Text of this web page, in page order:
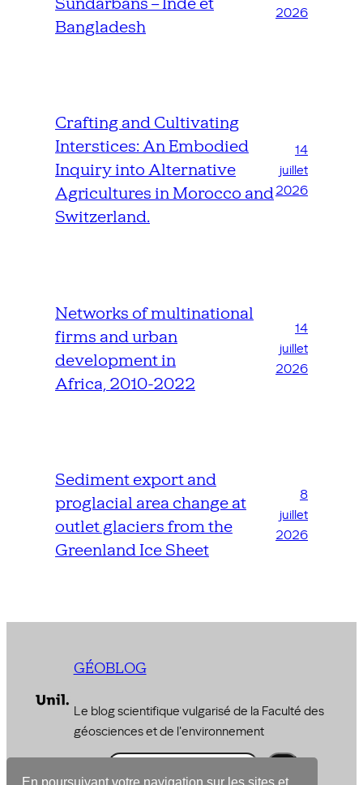
En poursuivant votre navigation sur les sites et
Bangladesh
2026
Crafting and Cultivating
Interstices: An Embodied
Inquiry into Alternative
Agricultures in Morocco and
Switzerland.
14
juillet
2026
Networks of multinational
firms and urban
development in
Africa, 2010-2022
14
juillet
2026
Sediment export and
proglacial area change at
outlet glaciers from the
Greenland Ice Sheet
8
juillet
2026
GÉOBLOG
Le blog scientifique vulgarisé de la Faculté des
géosciences et de l'environnement
R